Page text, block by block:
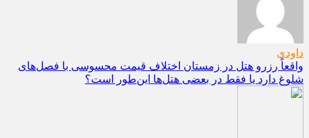
داودی
واقعاً رزرو هتل در زمستان اختلاف قیمت محسوسی با فصل‌های
شلوغ دارد یا فقط در بعضی هتل‌ها این‌طور است؟